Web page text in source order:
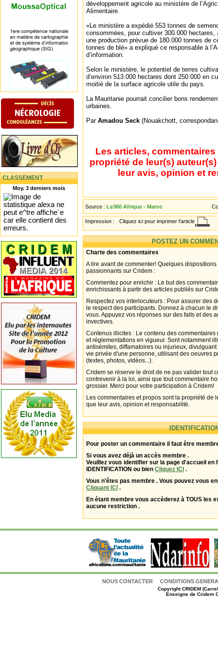
CLASSEMENT
Moy. 3 derniers mois
développement agricole au ministère de
Alimentaire.
«Le ministère a expédié 553 tonnes de
consommées, pour cultiver 300.000 hectares,
une production prévue de 180.000 tonnes de
tonnes de blé» a expliqué ce responsable à
d’information.
Selon le ministère, le potentiel de terres
d’environ 513.000 hectares dont 250.000 en
moitié de la surface agricole utile du pays.
La Mauritanie pourrait concilier bons
urbaines.
Par Amadou Seck (Nouakchott,
Les articles,
propriété de leur(s)
leur avis, opinion et
Source : Le360 Afrique - Maroc
Impression : Cliquez ici pour imprimer l'article
POSTEZ UN
Charte des commentaires
A lire avant de commenter! Quelques
passionnants sur Cridem :
Commentez pour enrichir : Le but des
enrichissants à partir des articles publiés sur
Respectez vos interlocuteurs : Pour assurer des
le respect des participants. Donnez à chacun le
vous. Appuyez vos réponses sur des faits et des
invectives.
Contenus illicites : Le contenu des
et réglementations en vigueur. Sont notamment
antisémites, diffamatoires ou injurieux,
vie privée d'une personne, utilisant des oeuvres
(textes, photos, vidéos...).
Cridem se réserve le droit de ne pas valider tout
contrevenir à la loi, ainsi que tout commentaire
grossier. Merci pour votre participation à Cridem!
Les commentaires et propos sont la propriété de
que leur avis, opinion et responsabilité.
Pour poster un commentaire il faut être
Si vous avez déjà un accès membre .
Veuillez vous identifier sur la page d'accueil en
IDENTIFICATION ou bien Cliquez ICI .
Vous n'êtes pas membre . Vous pouvez vous
Cliquant ICI .
En étant membre vous accèderez à TOUS les
aucune restriction .
NOUS CONTACTER CONDITIONS
CopyrightCRIDEM
Enseigne de Cridem